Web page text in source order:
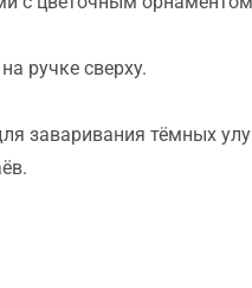
ручке сверху.
заваривания тёмных